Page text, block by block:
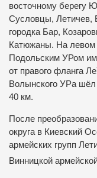
восточному берегу
Сусловцы, Летичев,
городка Бар,
Катюжаны. На
Подольским УРом
от правого фланга
Волынского УРа шёл
40 км.
После
округа в Киевский
армейских групп
Винницкой